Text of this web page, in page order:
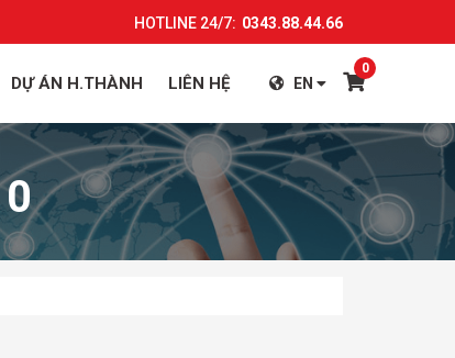
HOTLINE 24/7: 0343.88.44.66
DỰ ÁN H.THÀNH LIÊN HỆ EN
0